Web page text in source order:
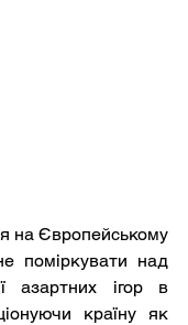
на Європейському
поміркувати над
азартних ігор в
країну як